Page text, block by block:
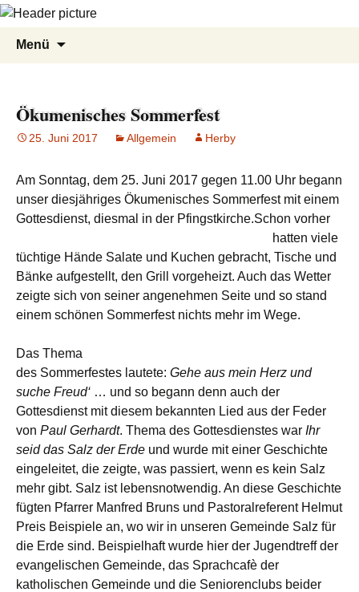
Menü
Ökumenisches Sommerfest
25. Juni 2017 Allgemein Herby
Am Sonntag, dem 25. Juni 2017 gegen 11.00 Uhr begann
unser diesjähriges Ökumenisches Sommerfest mit einem
Gottesdienst, diesmal in der Pfingstkirche.Schon vorher
hatten viele
tüchtige Hände Salate und Kuchen gebracht, Tische und
Bänke aufgestellt, den Grill vorgeheizt. Auch das Wetter
zeigte sich von seiner angenehmen Seite und so stand
einem schönen Sommerfest nichts mehr im Wege.
Das Thema
des Sommerfestes lautete: Gehe aus mein Herz und
suche Freud‘ … und so begann denn auch der
Gottesdienst mit diesem bekannten Lied aus der Feder
von Paul Gerhardt. Thema des Gottesdienstes war Ihr
seid das Salz der Erde und wurde mit einer Geschichte
eingeleitet, die zeigte, was passiert, wenn es kein Salz
mehr gibt. Salz ist lebensnotwendig. An diese Geschichte
fügten Pfarrer Manfred Bruns und Pastoralreferent Helmut
Preis Beispiele an, wo wir in unseren Gemeinde Salz für
die Erde sind. Beispielhaft wurde hier der Jugendtreff der
evangelischen Gemeinde, das Sprachcafè der
katholischen Gemeinde und die Seniorenclubs beider